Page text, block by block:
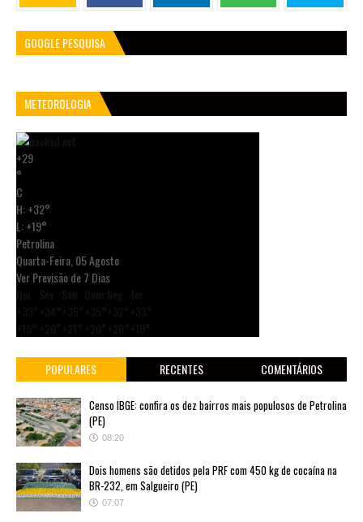
GOOGLE PESQUISA
METEOROLOGIA
+29
°
C
H:+32°
L:+19°
Petrolina
Quarta-Feira, 05 Agosto
Ver Previsão de 7 Dias
POPULARES RECENTES COMENTÁRIOS
Censo IBGE: confira os dez bairros mais populosos de Petrolina
(PE)
08:20
Dois homens são detidos pela PRF com 450 kg de cocaína na
BR-232, em Salgueiro (PE)
07:07